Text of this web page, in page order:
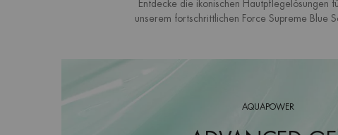
Entdecke die ikonischen
unserem fortschrittlichen Force Supreme Blue
AQUAPOWER